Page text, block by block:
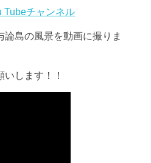
Tubeチャンネル
島の風景を動画に撮りま
します！！